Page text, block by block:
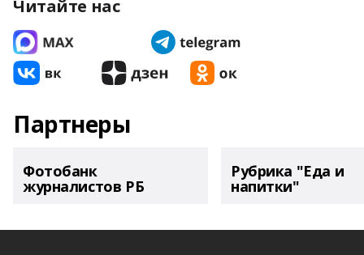
Читайте нас
Партнеры
Фотобанк
журналистов РБ
Рубрика "Еда и
напитки"